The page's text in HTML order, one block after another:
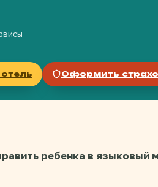
Оформить
ребенка в